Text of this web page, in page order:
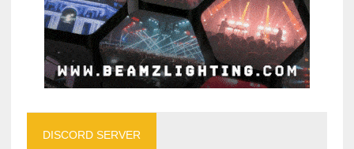
DISCORD SERVER